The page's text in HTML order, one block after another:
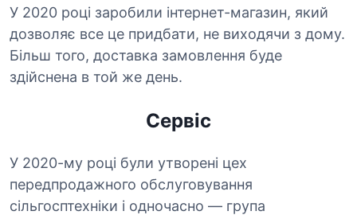
У 2020 році заробили інтернет-магазин, який
дозволяє все це придбати, не виходячи з дому.
Більш того, доставка замовлення буде
здійснена в той же день.
Сервіс
У 2020-му році були утворені цех
передпродажного обслуговування
сільгосптехніки і одночасно — група